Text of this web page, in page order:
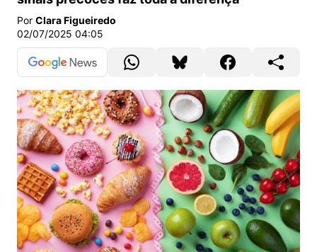
Por Clara Figueiredo
02/07/2025 04:05